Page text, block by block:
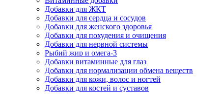
Добавки для ЖКТ
Добавки для сердца и сосудов
Добавки для женского здоровья
Добавки для похудения и очищения
Добавки для нервной системы
Рыбий жир и омега-3
Добавки витаминные для глаз
Добавки для нормализации обмена веществ
Добавки для кожи, волос и ногтей
Добавки для костей и суставов